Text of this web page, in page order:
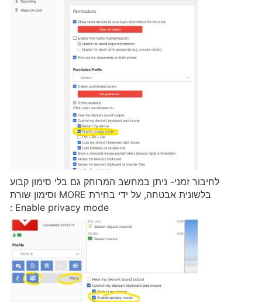
לחיבור זמני- ניתן במחשב המרוחק גם בלי סימון קבוע
בלשונית אבטחה, על ידי בחירת MORE וסימון שורת
Enable privacy mode :